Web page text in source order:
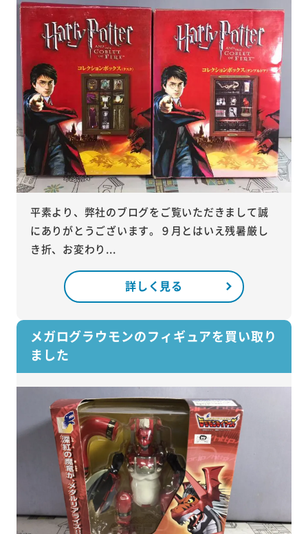
平素より、弊社のブログをご覧いただきまして誠
にありがとうございます。９月とはいえ残暑厳し
き折、お変わり...
詳しく見る
メガログラウモンのフィギュアを買い取り
ました